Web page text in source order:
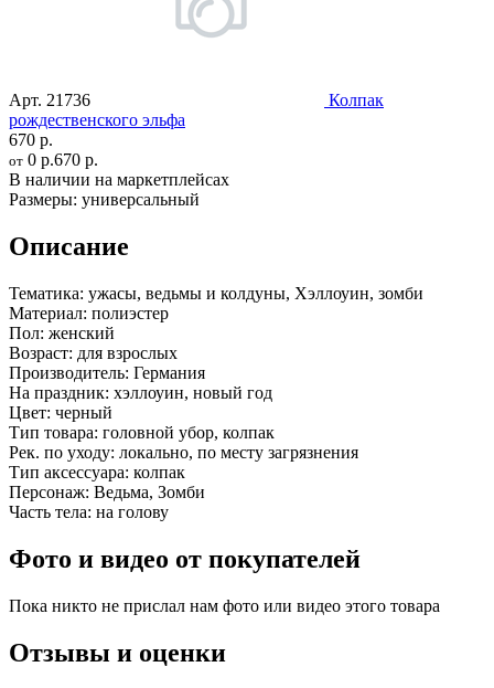
Арт. 21736
Колпак
рождественского эльфа
670 р.
от 0 р.670 р.
В наличии на маркетплейсах
Размеры: универсальный
Описание
Тематика: ужасы, ведьмы и колдуны, Хэллоуин, зомби
Материал: полиэстер
Пол: женский
Возраст: для взрослых
Производитель: Германия
На праздник: хэллоуин, новый год
Цвет: черный
Тип товара: головной убор, колпак
Рек. по уходу: локально, по месту загрязнения
Тип аксессуара: колпак
Персонаж: Ведьма, Зомби
Часть тела: на голову
Фото и видео от покупателей
Пока никто не прислал нам фото или видео этого товара
Отзывы и оценки